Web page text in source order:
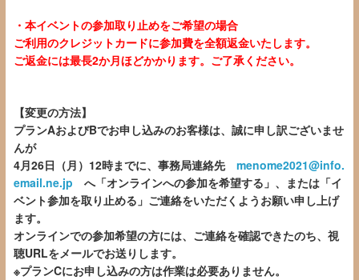
・本イベントの参加取り止めをご希望の場合
ご利用のクレジットカードに参加費を全額返金いたします。
ご返金には最長2か月ほどかかります。ご了承ください。
【変更の方法】
プランAおよびBでお申し込みのお客様は、誠に申し訳ございませ
んが
4月26日（月）12時までに、事務局連絡先 menome2021@info.
email.ne.jp へ「オンラインへの参加を希望する」、 または「イ
ベント参加を取り止める」ご連絡をいただくようお願い申し上げ
ます。
オンラインでの参加希望の方には、ご連絡を確認できたのち、視
聴URLをメールでお送りします。
※プランCにお申し込みの方は作業は必要ありません。